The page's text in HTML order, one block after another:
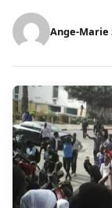
Ange-Marie